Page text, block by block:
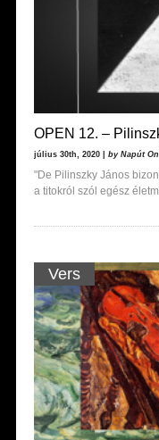
OPEN 12. –
július 30th, 2020 | by Napút
"De Pilinszky János
a titokról szól egész
Vers